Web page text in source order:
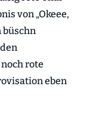
von „Okeee,
büschn
rote
eben